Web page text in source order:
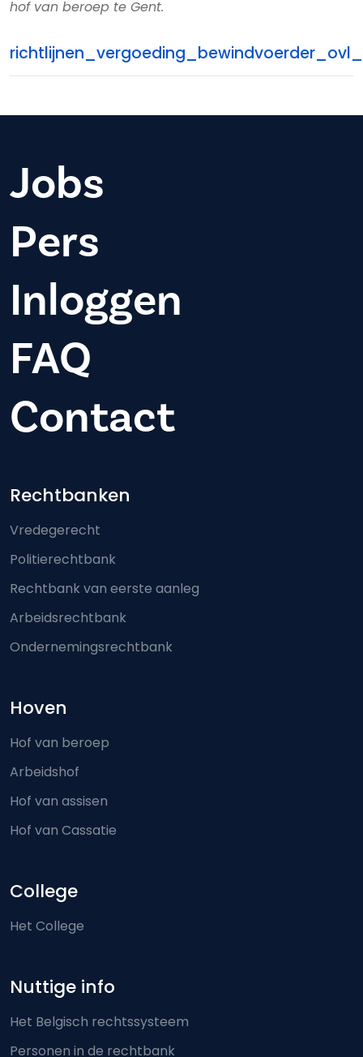
hof van beroep te Gent.
Jobs
Pers
Inloggen
FAQ
Contact
Footer-menu
Rechtbanken
Vredegerecht
Politierechtbank
Rechtbank van eerste aanleg
Arbeidsrechtbank
Ondernemingsrechtbank
Hoven
Hof van beroep
Arbeidshof
Hof van assisen
Hof van Cassatie
College
Het College
Nuttige info
Het Belgisch rechtssysteem
Personen in de rechtbank